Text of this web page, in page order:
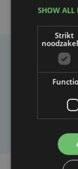
Heb je een
SHOW ALL
Strikt